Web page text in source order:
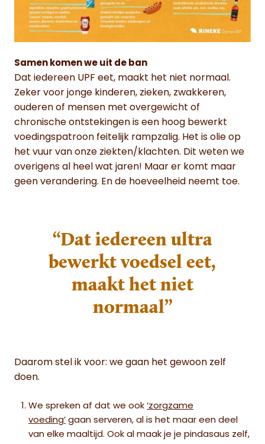
Samen komen we uit de ban
Dat iedereen UPF eet, maakt het niet normaal.
Zeker voor jonge kinderen, zieken, zwakkeren,
ouderen of mensen met overgewicht of
chronische ontstekingen is een hoog bewerkt
voedingspatroon feitelijk rampzalig. Het is olie op
het vuur van onze ziekten/klachten. Dit weten we
overigens al heel wat jaren! Maar er komt maar
geen verandering. En de hoeveelheid neemt toe.
“Dat iedereen ultra
bewerkt voedsel eet,
maakt het niet
normaal”
Daarom stel ik voor: we gaan het gewoon zelf
doen.
We spreken af dat we ook ‘zorgzame
voeding’ gaan serveren, al is het maar een deel
van elke maaltijd. Ook al maak je je pindasaus zelf,